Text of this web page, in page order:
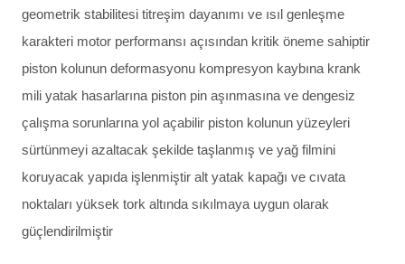
geometrik stabilitesi titreşim dayanımı ve ısıl genleşme
karakteri motor performansı açısından kritik öneme sahiptir
piston kolunun deformasyonu kompresyon kaybına krank
mili yatak hasarlarına piston pin aşınmasına ve dengesiz
çalışma sorunlarına yol açabilir piston kolunun yüzeyleri
sürtünmeyi azaltacak şekilde taşlanmış ve yağ filmini
koruyacak yapıda işlenmiştir alt yatak kapağı ve cıvata
noktaları yüksek tork altında sıkılmaya uygun olarak
güçlendirilmiştir